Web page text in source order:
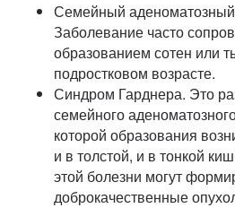
Семейный
Заболевание часто
образованием сотен или
подростковом возрасте.
Синдром Гарднера. Это
семейного
которой образования
и в толстой, и в тонкой
этой болезни могут
доброкачественные